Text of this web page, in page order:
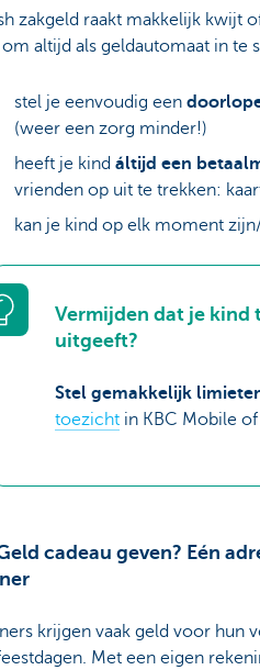
zakgeld raakt makkelijk kwijt
altijd als geldautomaat in te
stel je eenvoudig een
(weer een zorg minder!)
heeft je kind áltijd een
vrienden op uit te trekken:
kan je kind op elk moment
Vermijden dat je kind
uitgeeft?
Stel gemakkelijk
toezichtin KBC Mobile of
cadeau geven? Eén
krijgen vaak geld voor hun
Met een eigen